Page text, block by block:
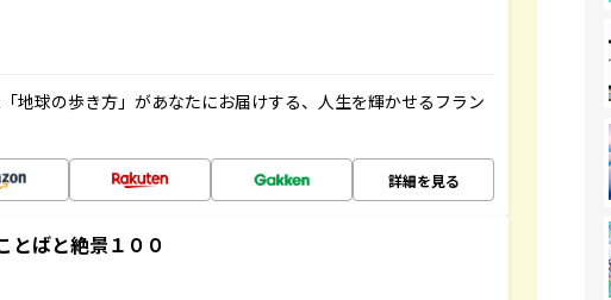
地球の歩き方」があなたにお届けする、人生を輝かせるフラン
詳細を見る
とばと絶景１００